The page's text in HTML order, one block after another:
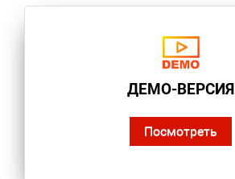
ДЕМО-ВЕРСИЯ
Посмотреть